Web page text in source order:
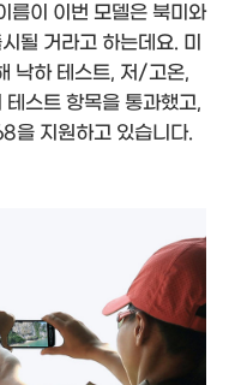
름이 이번 모델은 북미와
될 거라고 하는데요. 미
낙하 테스트, 저/고온,
스트 항목을 통과했고,
을 지원하고 있습니다.